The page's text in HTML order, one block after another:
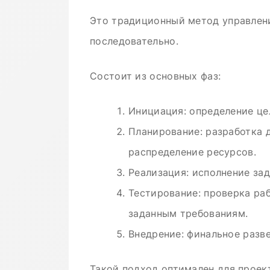
Это традиционный метод
последовательно.
Состоит из основных фаз:
Инициация: определение
Планирование: разработка
распределение ресурсов.
Реализация: исполнение
Тестирование: проверка
заданным требованиям.
Внедрение: финальное